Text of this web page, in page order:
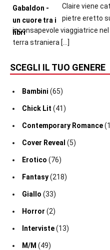
Claire viene
pietre eretto
inconsapevole viaggiatrice
terra straniera […]
SCEGLI IL TUO GENERE
Bambini (65)
Chick Lit (41)
Contemporary Romance
Cover Reveal (5)
Erotico (76)
Fantasy(218)
Giallo (33)
Horror (2)
Interviste(13)
M/M (49)